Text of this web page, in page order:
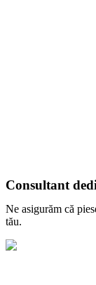
Consultant
Ne asigurăm că
tău.